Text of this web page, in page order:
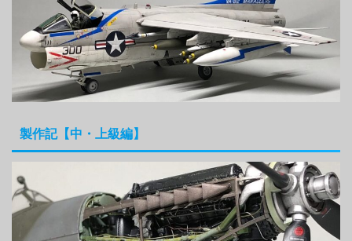
製作記【中・上級編】